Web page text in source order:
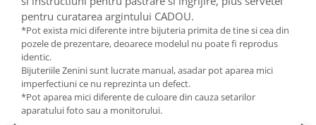
pentru curatarea argintului CADOU.
*Pot exista mici diferente intre bijuteria primita de tine si cea din
pozele de prezentare, deoarece modelul nu poate fi reprodus
identic.
Bijuteriile Zenini sunt lucrate manual, asadar pot aparea mici
imperfectiuni ce nu reprezinta un defect.
*Pot aparea mici diferente de culoare din cauza setarilor
aparatului foto sau a monitorului.